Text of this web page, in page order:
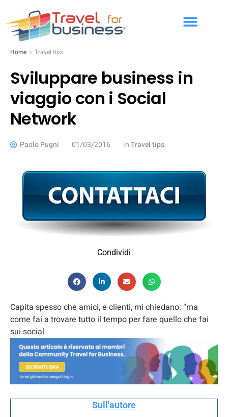
Home Travel tips
Sviluppare business in
viaggio con i Social
Network
Paolo Pugni 01/03/2016 inTravel tips
Condividi
Capita spesso che amici, e clienti, mi chiedano: “ma
come fai a trovare tutto il tempo per fare quello che fai
sui social
Sull'autore